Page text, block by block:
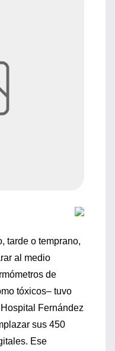
tarde o temprano,
al medio
de
tóxicos– tuvo
Fernández
sus 450
Ese